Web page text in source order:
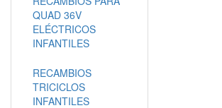
QUAD 36V
ELÉCTRICOS
INFANTILES
RECAMBIOS
TRICICLOS
INFANTILES